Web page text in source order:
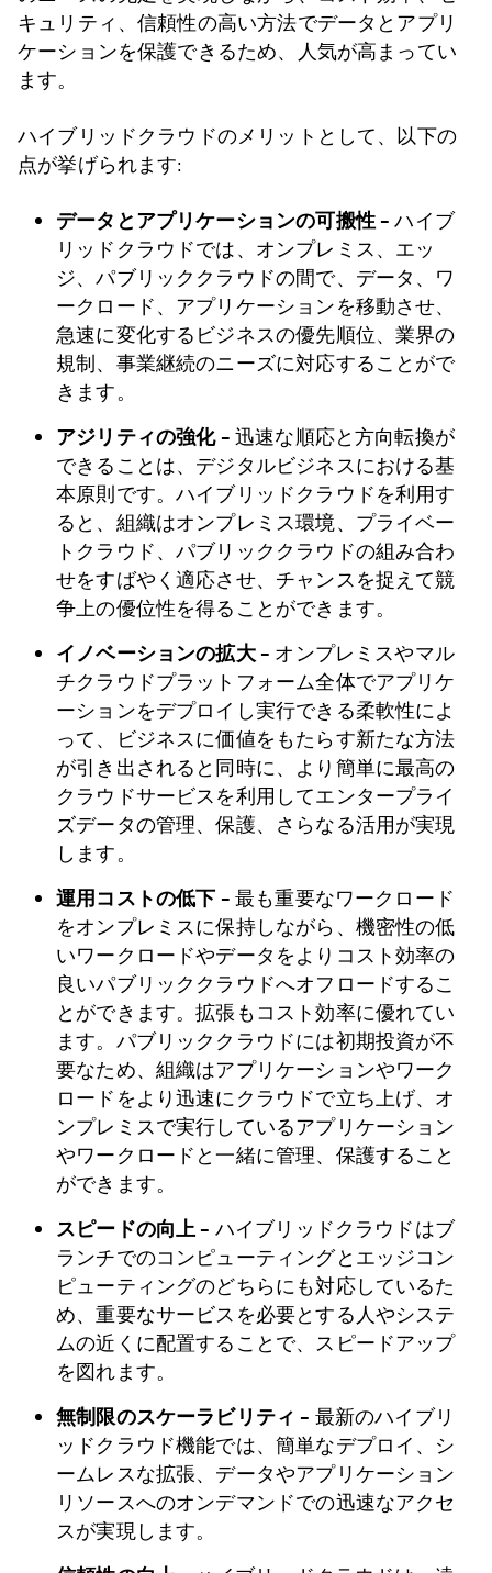
キュリティ、信頼性の高い方法でデータとアプリ
ケーションを保護できるため、人気が高まってい
ます。
ハイブリッドクラウドのメリットとして、以下の
点が挙げられます:
データとアプリケーションの可搬性 – ハイブ
リッドクラウドでは、オンプレミス、エッ
ジ、パブリッククラウドの間で、データ、ワ
ークロード、アプリケーションを移動させ、
急速に変化するビジネスの優先順位、業界の
規制、事業継続のニーズに対応することがで
きます。
アジリティの強化 – 迅速な順応と方向転換が
できることは、デジタルビジネスにおける基
本原則です。ハイブリッドクラウドを利用す
ると、組織はオンプレミス環境、プライベー
トクラウド、パブリッククラウドの組み合わ
せをすばやく適応させ、チャンスを捉えて競
争上の優位性を得ることができます。
イノベーションの拡大 – オンプレミスやマル
チクラウドプラットフォーム全体でアプリケ
ーションをデプロイし実行できる柔軟性によ
って、ビジネスに価値をもたらす新たな方法
が引き出されると同時に、より簡単に最高の
クラウドサービスを利用してエンタープライ
ズデータの管理、保護、さらなる活用が実現
します。
運用コストの低下 – 最も重要なワークロード
をオンプレミスに保持しながら、機密性の低
いワークロードやデータをよりコスト効率の
良いパブリッククラウドへオフロードするこ
とができます。拡張もコスト効率に優れてい
ます。パブリッククラウドには初期投資が不
要なため、組織はアプリケーションやワーク
ロードをより迅速にクラウドで立ち上げ、オ
ンプレミスで実行しているアプリケーション
やワークロードと一緒に管理、保護すること
ができます。
スピードの向上 – ハイブリッドクラウドはブ
ランチでのコンピューティングとエッジコン
ピューティングのどちらにも対応しているた
め、重要なサービスを必要とする人やシステ
ムの近くに配置することで、スピードアップ
を図れます。
無制限のスケーラビリティ – 最新のハイブリ
ッドクラウド機能では、簡単なデプロイ、シ
ームレスな拡張、データやアプリケーション
リソースへのオンデマンドでの迅速なアクセ
スが実現します。